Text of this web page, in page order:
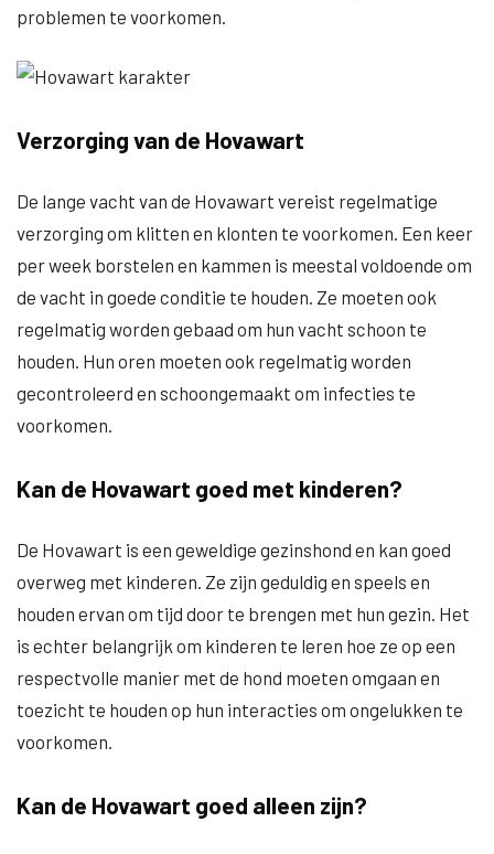
problemen te voorkomen.
Verzorging van de Hovawart
De lange vacht van de Hovawart vereist regelmatige
verzorging om klitten en klonten te voorkomen. Een keer
per week borstelen en kammen is meestal voldoende om
de vacht in goede conditie te houden. Ze moeten ook
regelmatig worden gebaad om hun vacht schoon te
houden. Hun oren moeten ook regelmatig worden
gecontroleerd en schoongemaakt om infecties te
voorkomen.
Kan de Hovawart goed met kinderen?
De Hovawart is een geweldige gezinshond en kan goed
overweg met kinderen. Ze zijn geduldig en speels en
houden ervan om tijd door te brengen met hun gezin. Het
is echter belangrijk om kinderen te leren hoe ze op een
respectvolle manier met de hond moeten omgaan en
toezicht te houden op hun interacties om ongelukken te
voorkomen.
Kan de Hovawart goed alleen zijn?